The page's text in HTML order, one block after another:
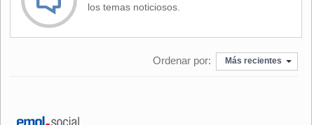
los temas noticiosos.
Ordenar por: Más recientes